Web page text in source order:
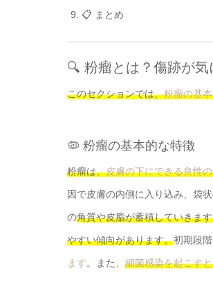
📋 まとめ
🔍 粉瘤とは？傷跡が気
このセクションでは、粉瘤の基
🦠 粉瘤の基本的な特徴
粉瘤は、皮膚の下にできる良性
因で皮膚の内側に入り込み、袋
の角質や皮脂が蓄積していきま
やすい傾向があります。初期段
ます。また、 細菌感染を起こすと